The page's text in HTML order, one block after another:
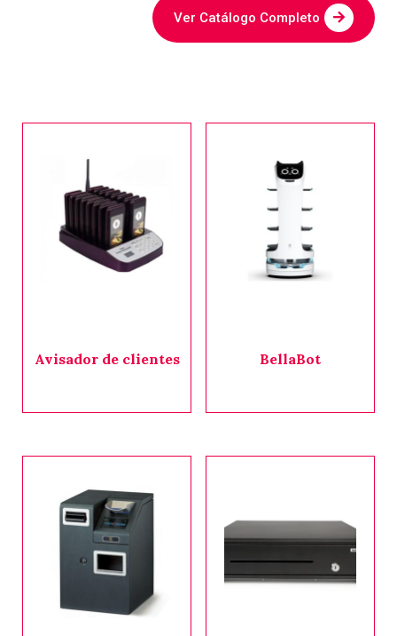
Ver Catálogo Completo
Avisador de clientes BellaBot